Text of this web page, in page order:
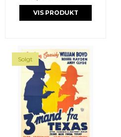
VIS PRODUKT
Solgt